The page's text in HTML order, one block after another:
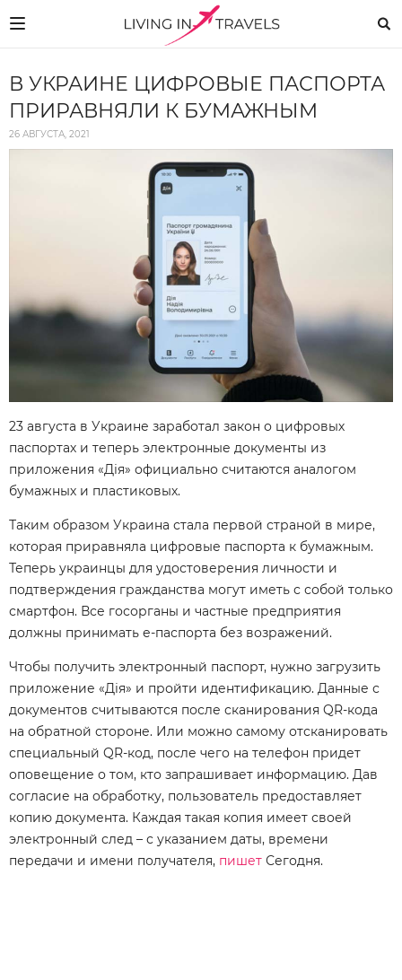
В УКРАИНЕ ЦИФРОВЫЕ ПАСПОРТА
ПРИРАВНЯЛИ К БУМАЖНЫМ
26 АВГУСТА, 2021
23 августа в Украине заработал закон о цифровых
паспортах и теперь электронные документы из
приложения «Дія» официально считаются аналогом
бумажных и пластиковых.
Таким образом Украина стала первой страной в мире,
которая приравняла цифровые паспорта к бумажным.
Теперь украинцы для удостоверения личности и
подтверждения гражданства могут иметь с собой только
смартфон. Все госорганы и частные предприятия
должны принимать е-паспорта без возражений.
Чтобы получить электронный паспорт, нужно загрузить
приложение «Дія» и пройти идентификацию. Данные с
документов считываются после сканирования QR-кода
на обратной стороне. Или можно самому отсканировать
специальный QR-код, после чего на телефон придет
оповещение о том, кто запрашивает информацию. Дав
согласие на обработку, пользователь предоставляет
копию документа. Каждая такая копия имеет своей
электронный след – с указанием даты, времени
передачи и имени получателя, пишет Сегодня.